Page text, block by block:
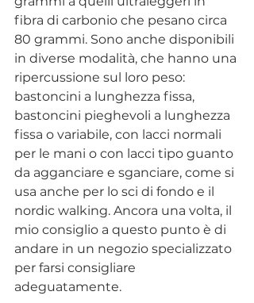
fibra di carbonio che pesano circa
80 grammi. Sono anche disponibili
in diverse modalità, che hanno una
ripercussione sul loro peso:
bastoncini a lunghezza fissa,
bastoncini pieghevoli a lunghezza
fissa o variabile, con lacci normali
per le mani o con lacci tipo guanto
da agganciare e sganciare, come si
usa anche per lo sci di fondo e il
nordic walking. Ancora una volta, il
mio consiglio a questo punto è di
andare in un negozio specializzato
per farsi consigliare
adeguatamente.